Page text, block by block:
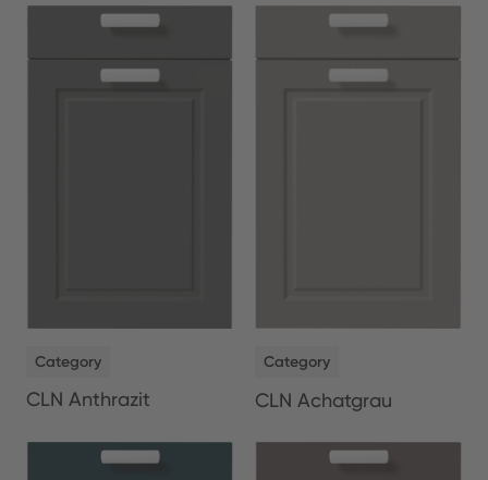
Category
CLN Anthrazit
Category
CLN Achatgrau